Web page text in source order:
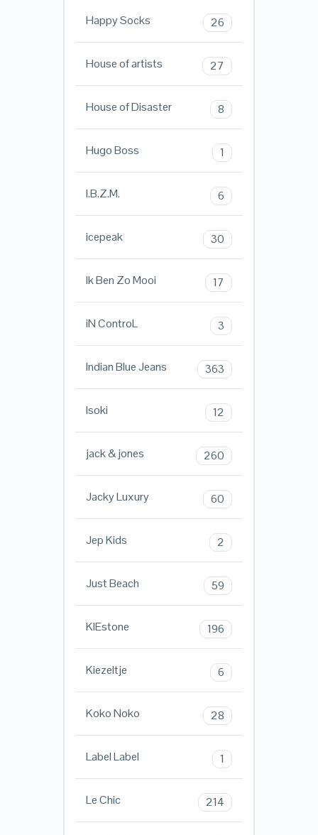
Happy Socks 26
House of artists 27
House of Disaster 8
Hugo Boss 1
I.B.Z.M. 6
icepeak 30
Ik Ben Zo Mooi 17
iN ControL 3
Indian Blue Jeans 363
Isoki 12
jack & jones 260
Jacky Luxury 60
Jep Kids 2
Just Beach 59
KIEstone 196
Kiezeltje 6
Koko Noko 28
Label Label 1
Le Chic 214